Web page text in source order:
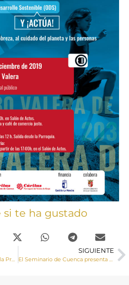
si te ha gustado
Encuentro de los Obispos de la Provincia Eclesiástica en la Casa de Ejercicios
SIGUIENTE
El Seminario de Cuenca presenta el CD ‘Cien veces más’ con 13 canciones con un mensaje vocacional y misionero